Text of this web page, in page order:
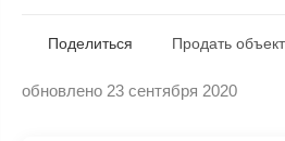
обновлено 23 сентября 2020
Поделиться Продать